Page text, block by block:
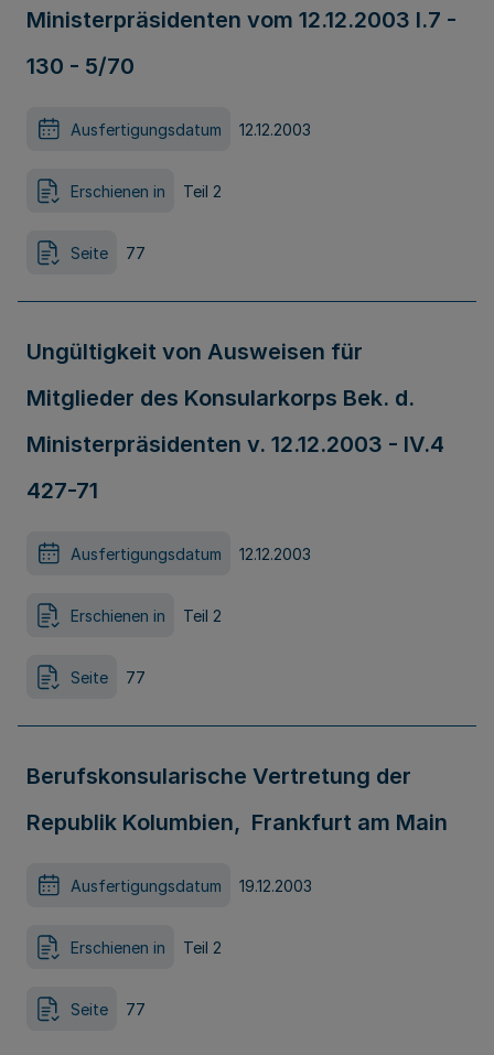
Ministerpräsidenten vom 12.12.2003 I.7 -
130 - 5/70
Ausfertigungsdatum 12.12.2003
Erschienen in Teil 2
Seite 77
Ungültigkeit von Ausweisen für
Mitglieder des Konsularkorps Bek. d.
Ministerpräsidenten v. 12.12.2003 - IV.4
427-71
Ausfertigungsdatum 12.12.2003
Erschienen in Teil 2
Seite 77
Berufskonsularische Vertretung der
Republik Kolumbien, Frankfurt am Main
Ausfertigungsdatum 19.12.2003
Erschienen in Teil 2
Seite 77